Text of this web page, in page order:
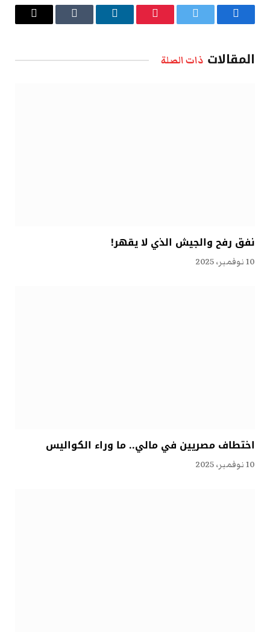
فيسبوك تويتر بينتيريستلينكدإن Tumblr
البريد
المقالات ذات الصلة
نفق رفح والجيش الذي لا يقهر!
10 نوفمبر، 2025
اختطاف مصريين في مالي.. ما وراء الكواليس
10 نوفمبر، 2025